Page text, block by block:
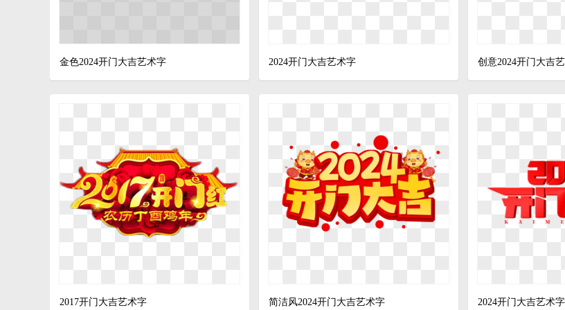
金色2024开门大吉艺术字 2024开门大吉艺术字 创意2024开门大吉
2017开门大吉艺术字 简洁风2024开门大吉艺术字 2024开门大吉艺术